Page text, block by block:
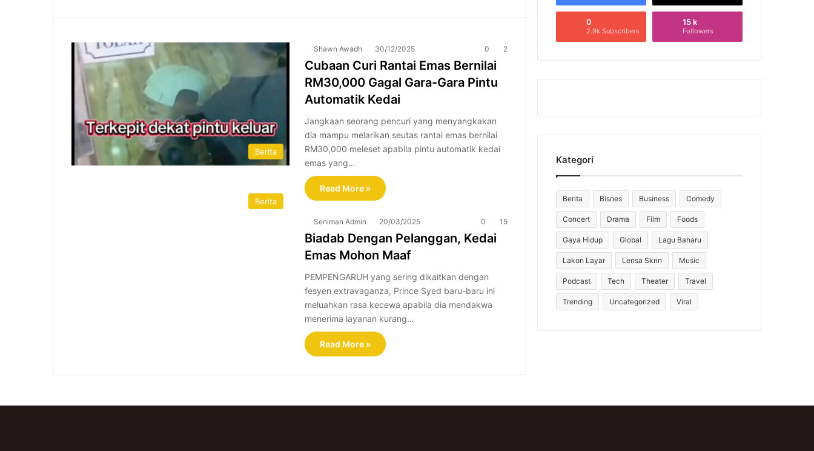
Berita
Shawn Awadh 30/12/2025 0 2
Cubaan Curi Rantai Emas Bernilai
RM30,000 Gagal Gara-Gara Pintu
Automatik Kedai
Jangkaan seorang pencuri yang menyangkakan
dia mampu melarikan seutas rantai emas bernilai
RM30,000 meleset apabila pintu automatik kedai
emas yang…
Read More »
Berita
Seniman Admin 20/03/2025 0 15
Biadab Dengan Pelanggan, Kedai
Emas Mohon Maaf
PEMPENGARUH yang sering dikaitkan dengan
fesyen extravaganza, Prince Syed baru-baru ini
meluahkan rasa kecewa apabila dia mendakwa
menerima layanan kurang…
Read More »
0
2.9k Subscribers
15 k
Followers
Kategori
Berita Bisnes Business Comedy
Concert Drama Film Foods
Gaya Hidup Global Lagu Baharu
Lakon Layar Lensa Skrin Music
Podcast Tech Theater Travel
Trending Uncategorized Viral